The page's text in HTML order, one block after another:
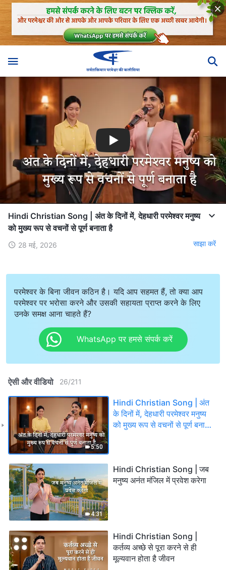
Hindi Christian Song | अंत के दिनों में, देहधारी परमेश्‍वर मनुष्य
को मुख्य रूप से वचनों से पूर्ण बनाता है
28 मई, 2026 साझा करें
परमेश्वर के बिना जीवन कठिन है। यदि आप सहमत हैं, तो क्या आप
परमेश्वर पर भरोसा करने और उसकी सहायता प्राप्त करने के लिए
उनके समक्ष आना चाहते हैं?
WhatsApp पर हमसे संपर्क करें
ऐसी और वीडियो 26/211
5:50
Hindi Christian Song | अंत
के दिनों में, देहधारी परमेश्‍वर मनुष्य
को मुख्य रूप से वचनों से पूर्ण बनाता
4:31
Hindi Christian Song | जब
मनुष्य अनंत मंजिल में प्रवेश करेगा
Hindi Christian Song |
कर्तव्य अच्छे से पूरा करने से ही
मूल्यवान होता है जीवन